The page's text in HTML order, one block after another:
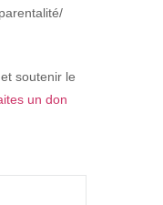
soutenir le
un don